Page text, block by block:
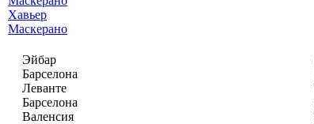
Хавьер
Маскерано
Эйбар
Барселона
Леванте
Барселона
Валенсия